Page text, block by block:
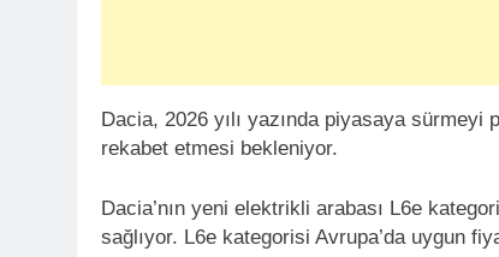
Dacia, 2026 yılı yazında piyasaya sürmeyi
rekabet etmesi bekleniyor.
Dacia’nın yeni elektrikli arabası L6e
sağlıyor. L6e kategorisi Avrupa’da uygun